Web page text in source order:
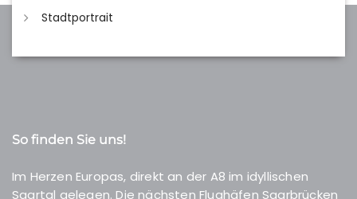
Stadtportrait
So finden Sie uns!
Im Herzen Europas, direkt an der A8 im idyllischen
Saartal gelegen. Die nächsten Flughäfen Saarbrücken